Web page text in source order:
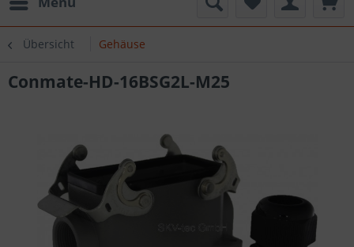
Übersicht Gehäuse
Conmate-HD-16BSG2L-M25